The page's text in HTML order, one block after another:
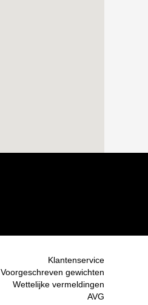
Klantenservice
Voorgeschreven gewichten
Wettelijke vermeldingen
AVG